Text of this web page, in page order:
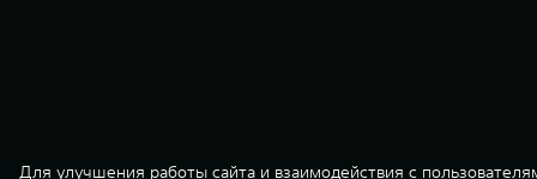
Для улучшения работы сайта и взаимодействия с